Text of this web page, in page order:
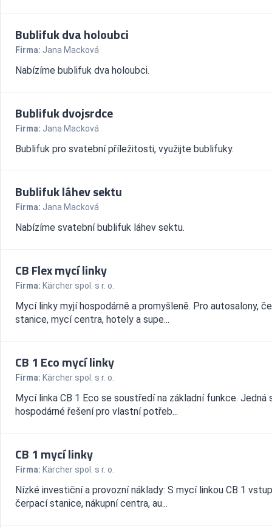
Bublifuk dva holoubci
Firma: Jana Macková
Nabízíme bublifuk dva holoubci.
Bublifuk dvojsrdce
Firma: Jana Macková
Bublifuk pro svatební příležitosti, využijte bublifuky.
Bublifuk láhev sektu
Firma: Jana Macková
Nabízíme svatební bublifuk láhev sektu.
CB Flex mycí linky
Firma: Kärcher spol. s r. o.
Mycí linky myjí hospodárně a promyšleně. Pro autosalony,
stanice, mycí centra, hotely a supe...
CB 1 Eco mycí linky
Firma: Kärcher spol. s r. o.
Mycí linka CB 1 Eco se soustředí na základní funkce. Jedná
hospodárné řešení pro vlastní potřeb...
CB 1 mycí linky
Firma: Kärcher spol. s r. o.
Nízké investiční a provozní náklady: S mycí linkou CB 1
čerpací stanice, nákupní centra, au...